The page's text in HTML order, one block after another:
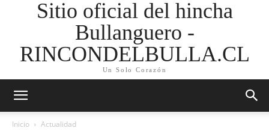
Sitio oficial del hincha
Bullanguero -
RINCONDELBULLA.CL
Un Solo Corazón
Inicio Actualidad